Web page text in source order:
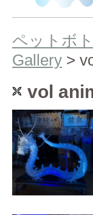
ペットボ
Gallery >
vol